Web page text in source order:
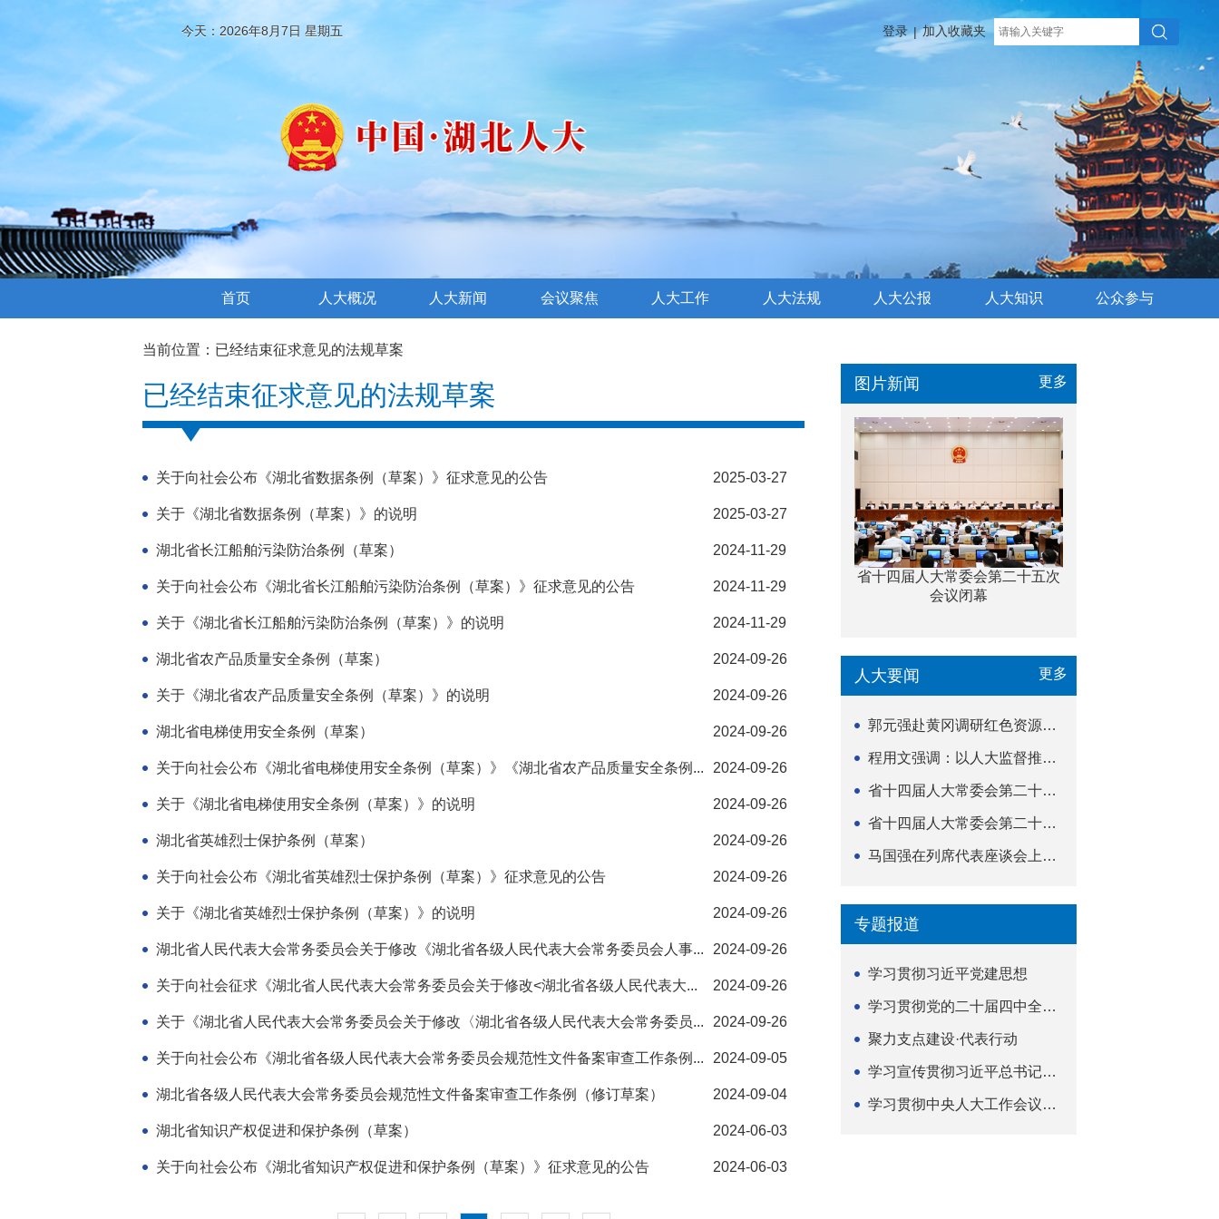
今天：2026年8月7日 星期五 登录 | 加入收藏夹
首页 人大概况 人大新闻 会议聚焦 人大工作 人大法规 人大公报 人大知识 公众参与
当前位置： 已经结束征求意见的法规草案
已经结束征求意见的法规草案
关于向社会公布《湖北省数据条例（草案）》征求意见的公告 2025-03-27
关于《湖北省数据条例（草案）》的说明 2025-03-27
湖北省长江船舶污染防治条例（草案） 2024-11-29
关于向社会公布《湖北省长江船舶污染防治条例（草案）》征求意见的公告 2024-11-29
关于《湖北省长江船舶污染防治条例（草案）》的说明 2024-11-29
湖北省农产品质量安全条例（草案） 2024-09-26
关于《湖北省农产品质量安全条例（草案）》的说明 2024-09-26
湖北省电梯使用安全条例（草案） 2024-09-26
关于向社会公布《湖北省电梯使用安全条例（草案）》《湖北省农产品质量安全条例... 2024-09-26
关于《湖北省电梯使用安全条例（草案）》的说明 2024-09-26
湖北省英雄烈士保护条例（草案） 2024-09-26
关于向社会公布《湖北省英雄烈士保护条例（草案）》征求意见的公告 2024-09-26
关于《湖北省英雄烈士保护条例（草案）》的说明 2024-09-26
湖北省人民代表大会常务委员会关于修改《湖北省各级人民代表大会常务委员会人事... 2024-09-26
关于向社会征求《湖北省人民代表大会常务委员会关于修改<湖北省各级人民代表大... 2024-09-26
关于《湖北省人民代表大会常务委员会关于修改〈湖北省各级人民代表大会常务委员... 2024-09-26
关于向社会公布《湖北省各级人民代表大会常务委员会规范性文件备案审查工作条例... 2024-09-05
湖北省各级人民代表大会常务委员会规范性文件备案审查工作条例（修订草案） 2024-09-04
湖北省知识产权促进和保护条例（草案） 2024-06-03
关于向社会公布《湖北省知识产权促进和保护条例（草案）》征求意见的公告 2024-06-03
图片新闻 更多
省十四届人大常委会第二十五次
会议闭幕
人大要闻 更多
郭元强赴黄冈调研红色资源保护传承立法等工作
程用文强调：以人大监督推动科技金融高质量发展
省十四届人大常委会第二十五次会议闭幕
省十四届人大常委会第二十五次会议举行
马国强在列席代表座谈会上强调 以精准履职筑牢荆楚...
专题报道
学习贯彻习近平党建思想
学习贯彻党的二十届四中全会精神
聚力支点建设·代表行动
学习宣传贯彻习近平总书记关于坚持
学习贯彻中央人大工作会议精神